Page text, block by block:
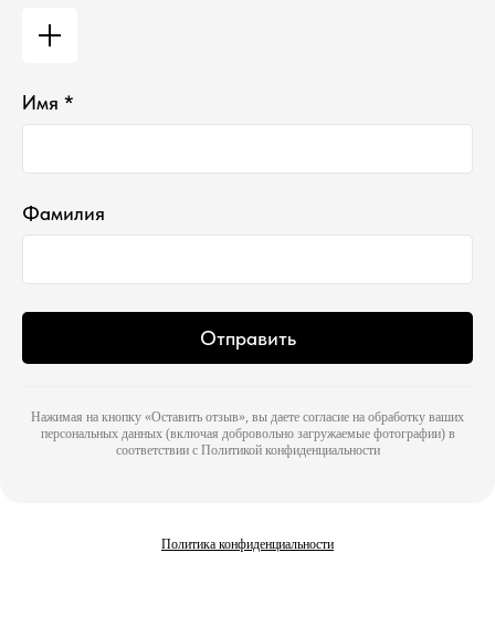
Имя *
Фамилия
Отправить
Политика конфиденциальности